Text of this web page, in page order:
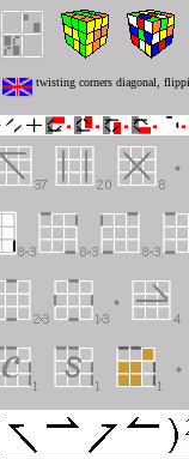
twisting corners diagonal,